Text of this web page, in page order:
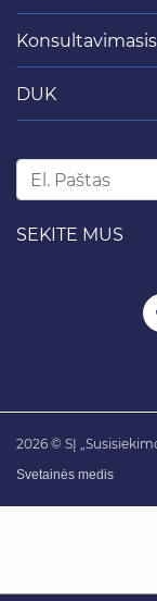
DUK
SEKITE MUS
2026 © SĮ
Svetainės medis